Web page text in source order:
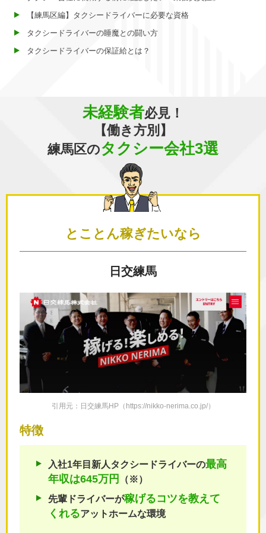
【練馬区編】タクシードライバーに必要な資格
タクシードライバーの睡魔との闘い方
タクシードライバーの保証給とは？
未経験者必見！
【働き方別】
練馬区のタクシー会社3選
とことん稼ぎたいなら
日交練馬
引用元：日交練馬HP（https://nikko-nerima.co.jp/）
特徴
入社1年目新人タクシードライバーの最高
年収は645万円
（※）
先輩ドライバーが稼げるコツを教えて
くれるアットホームな環境